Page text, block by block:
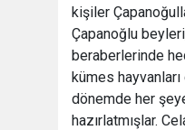
kişiler
Çapanoğlu
beraberlerinde
kümes
dönemde her
hazırlatmışlar.